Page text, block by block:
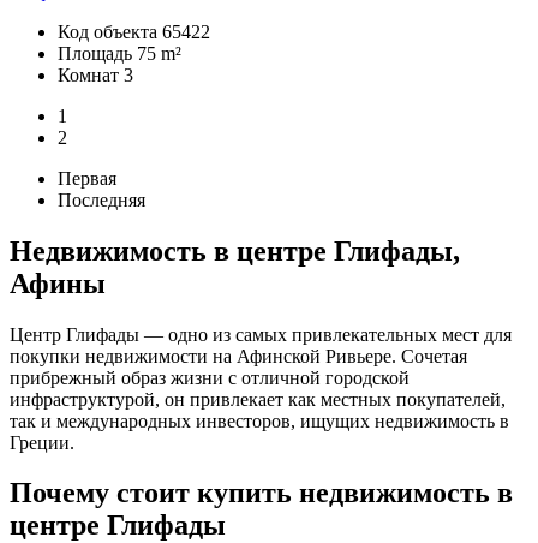
Код объекта 65422
Площадь 75 m²
Комнат 3
1
2
Первая
Последняя
Недвижимость в центре Глифады,
Афины
Центр Глифады — одно из самых привлекательных мест для
покупки недвижимости на Афинской Ривьере. Сочетая
прибрежный образ жизни с отличной городской
инфраструктурой, он привлекает как местных покупателей,
так и международных инвесторов, ищущих недвижимость в
Греции.
Почему стоит купить недвижимость в
центре Глифады